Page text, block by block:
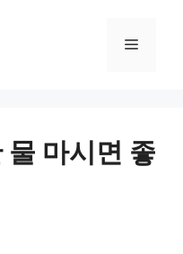
메
마시면 좋